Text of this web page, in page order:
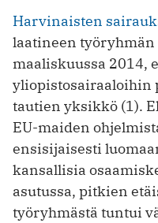
Harvinaisten
laatineen
maaliskuussa 2014,
yliopistosairaaloihin
tautien yksikkö (1).
EU-maiden
ensisijaisesti
kansallisia
asutussa, pitkien
työryhmästä tuntui